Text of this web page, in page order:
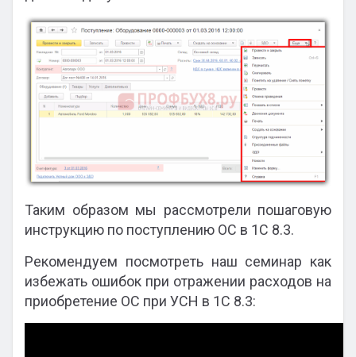
Таким образом мы рассмотрели пошаговую
инструкцию по поступлению ОС в 1С 8.3.
Рекомендуем посмотреть наш семинар как
избежать ошибок при отражении расходов на
приобретение ОС при УСН в 1С 8.3: